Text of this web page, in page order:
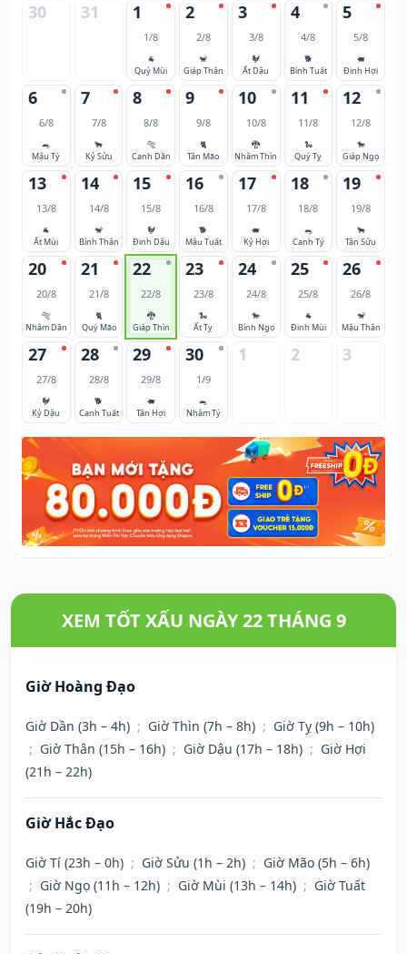
30 31 1
1/8
🐐
Quý Mùi
2
2/8
🐒
Giáp Thân
3
3/8
🐓
Ất Dậu
4
4/8
🐕
Bính Tuất
5
5/8
🐖
Đinh Hợi
6
6/8
🐀
Mậu Tý
7
7/8
🐂
Kỷ Sửu
8
8/8
🐅
Canh Dần
9
9/8
🐈
Tân Mão
10
10/8
🐉
Nhâm Thìn
11
11/8
🐍
Quý Tỵ
12
12/8
🐎
Giáp Ngọ
13
13/8
🐐
Ất Mùi
14
14/8
🐒
Bính Thân
15
15/8
🐓
Đinh Dậu
16
16/8
🐕
Mậu Tuất
17
17/8
🐖
Kỷ Hợi
18
18/8
🐀
Canh Tý
19
19/8
🐂
Tân Sửu
20
20/8
🐅
Nhâm Dần
21
21/8
🐈
Quý Mão
22
22/8
🐉
Giáp Thìn
23
23/8
🐍
Ất Tỵ
24
24/8
🐎
Bính Ngọ
25
25/8
🐐
Đinh Mùi
26
26/8
🐒
Mậu Thân
27
27/8
🐓
Kỷ Dậu
28
28/8
🐕
Canh Tuất
29
29/8
🐖
Tân Hợi
30
1/9
🐀
Nhâm Tý
1 2 3
XEM TỐT XẤU NGÀY 22 THÁNG 9
Giờ Hoàng Đạo
Giờ Dần (3h – 4h) ; Giờ Thìn (7h – 8h) ; Giờ Tỵ (9h – 10h)
; Giờ Thân (15h – 16h) ; Giờ Dậu (17h – 18h) ; Giờ Hợi
(21h – 22h)
Giờ Hắc Đạo
Giờ Tí (23h – 0h) ; Giờ Sửu (1h – 2h) ; Giờ Mão (5h – 6h)
; Giờ Ngọ (11h – 12h) ; Giờ Mùi (13h – 14h) ; Giờ Tuất
(19h – 20h)